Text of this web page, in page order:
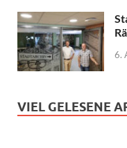
6.
VIEL GELESENE